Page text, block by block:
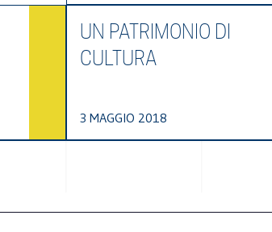
UN PATRIMONIO DI
CULTURA
3 MAGGIO 2018